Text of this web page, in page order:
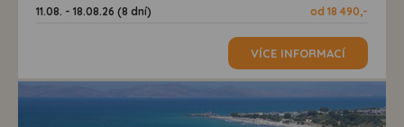
11.08. - 18.08.26 (8 dní)
od 18 490,-
VÍCE INFORMACÍ